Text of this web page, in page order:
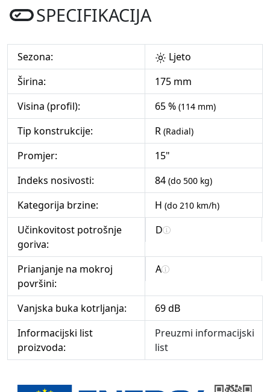
SPECIFIKACIJA
Sezona:
Ljeto
Širina:
175 mm
Visina (profil):
65 % (114 mm)
Tip konstrukcije: R (Radial)
Promjer:
15"
Indeks nosivosti:
84 (do 500 kg)
Kategorija brzine: H (do 210 km/h)
Učinkovitost potrošnje
goriva:
D
Prianjanje na mokroj
površini:
A
Vanjska buka kotrljanja:
69 dB
Informacijski list
proizvoda:
Preuzmi informacijski
list